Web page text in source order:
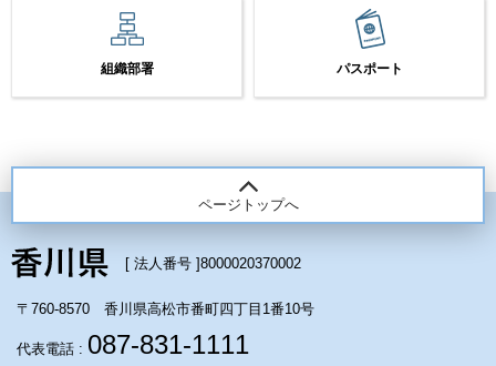
組織部署 パスポート
ページトップへ
[ 法人番号 ]8000020370002
〒760-8570 香川県高松市番町四丁目1番10号
代表電話 : 087-831-1111